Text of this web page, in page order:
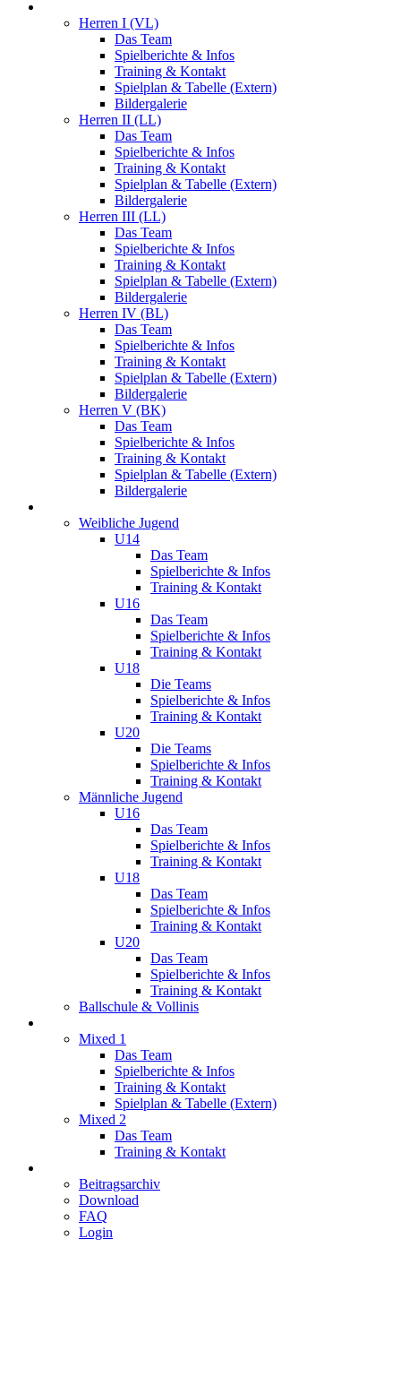
Herren I (VL)
Das Team
Spielberichte & Infos
Training & Kontakt
Spielplan & Tabelle (Extern)
Bildergalerie
Herren II (LL)
Das Team
Spielberichte & Infos
Training & Kontakt
Spielplan & Tabelle (Extern)
Bildergalerie
Herren III (LL)
Das Team
Spielberichte & Infos
Training & Kontakt
Spielplan & Tabelle (Extern)
Bildergalerie
Herren IV (BL)
Das Team
Spielberichte & Infos
Training & Kontakt
Spielplan & Tabelle (Extern)
Bildergalerie
Herren V (BK)
Das Team
Spielberichte & Infos
Training & Kontakt
Spielplan & Tabelle (Extern)
Bildergalerie
Weibliche Jugend
U14
Das Team
Spielberichte & Infos
Training & Kontakt
U16
Das Team
Spielberichte & Infos
Training & Kontakt
U18
Die Teams
Spielberichte & Infos
Training & Kontakt
U20
Die Teams
Spielberichte & Infos
Training & Kontakt
Männliche Jugend
U16
Das Team
Spielberichte & Infos
Training & Kontakt
U18
Das Team
Spielberichte & Infos
Training & Kontakt
U20
Das Team
Spielberichte & Infos
Training & Kontakt
Ballschule & Vollinis
Mixed 1
Das Team
Spielberichte & Infos
Training & Kontakt
Spielplan & Tabelle (Extern)
Mixed 2
Das Team
Training & Kontakt
Beitragsarchiv
Download
FAQ
Login